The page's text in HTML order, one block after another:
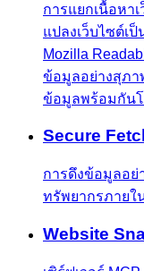
การแยกเนื้อหา
แปลงเว็บไซต์เ
Mozilla
ข้อมูลอย่างสุภา
ข้อมูลพร้อมกันโ
Secure
การดึงข้อมูลอย่
ทรัพยากรภายใ
Website